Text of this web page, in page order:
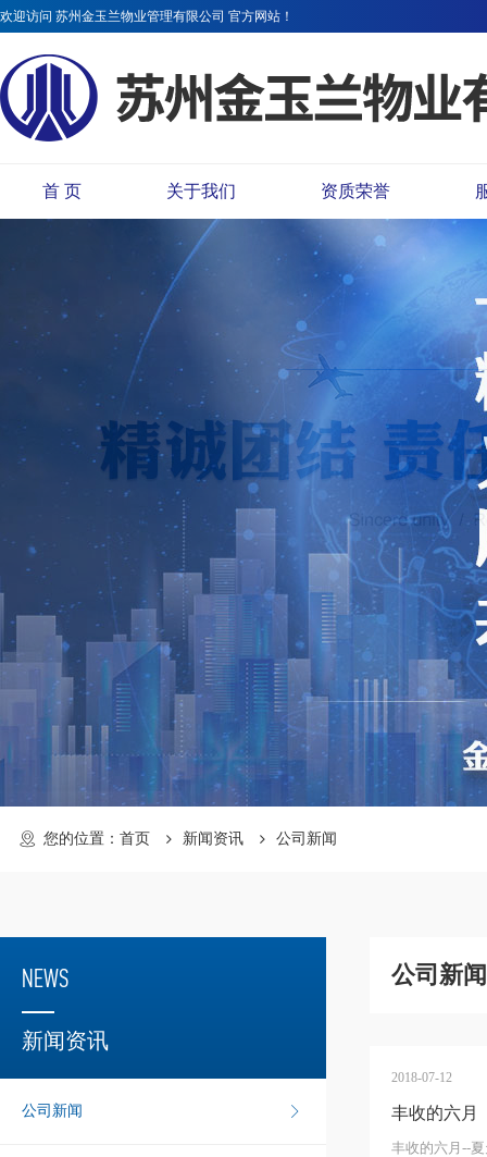
欢迎访问 苏州金玉兰物业管理有限公司 官方网站！
首 页 关于我们 资质荣誉
您的位置： 首页 新闻资讯 公司新闻
公司新闻
2018-07-12
丰收的六月
丰收的六月--
NEWS
新闻资讯
公司新闻